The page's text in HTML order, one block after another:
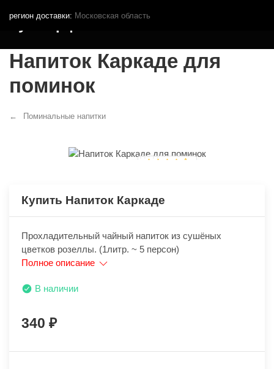
регион доставки: Московская область
Кутья.рф
Напиток Каркаде для
поминок
Поминальные напитки
Купить Напиток Каркаде
Прохладительный чайный напиток из сушёных
цветков розеллы. (1литр. ~ 5 персон)
Полное описание
В наличии
340